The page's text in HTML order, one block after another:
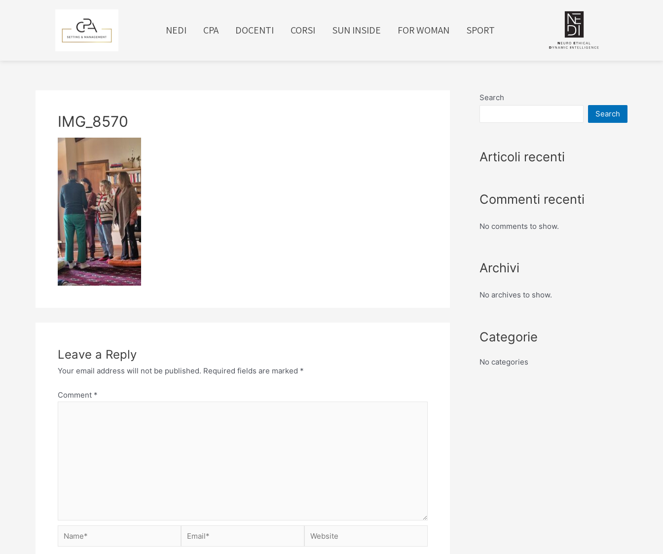
NEDI CPA DOCENTI CORSI SUN INSIDE FOR WOMAN SPORT
IMG_8570
Leave a Reply
Your email address will not be published. Required fields are marked *
Comment *
Search
Search
Articoli recenti
Commenti recenti
No comments to show.
Archivi
No archives to show.
Categorie
No categories